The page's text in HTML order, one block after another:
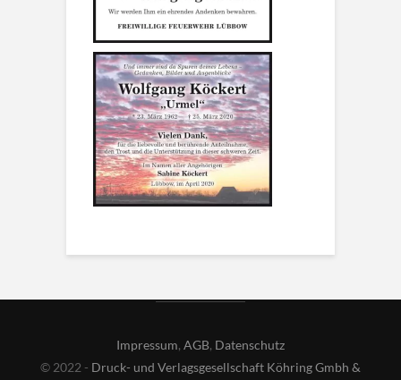
Impressum, AGB, Datenschutz
© 2022 - Druck- und Verlagsgesellschaft Köhring Gmbh &